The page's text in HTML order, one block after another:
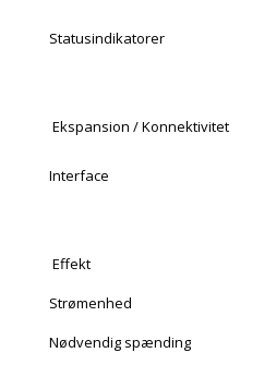
Statusindikatorer
Ekspansion / Konnektivitet
Interface
Effekt
Strømenhed
Nødvendig spænding